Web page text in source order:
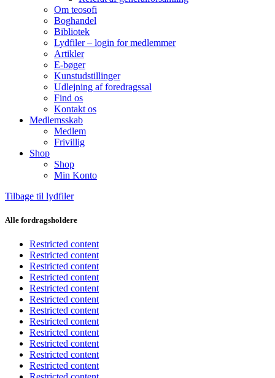
Om teosofi
Boghandel
Bibliotek
Lydfiler – login for medlemmer
Artikler
E-bøger
Kunstudstillinger
Udlejning af foredragssal
Find os
Kontakt os
Medlemsskab
Medlem
Frivillig
Shop
Shop
Min Konto
Tilbage til lydfiler
Alle fordragsholdere
Restricted content
Restricted content
Restricted content
Restricted content
Restricted content
Restricted content
Restricted content
Restricted content
Restricted content
Restricted content
Restricted content
Restricted content